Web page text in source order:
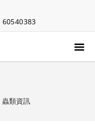
蟲類資訊